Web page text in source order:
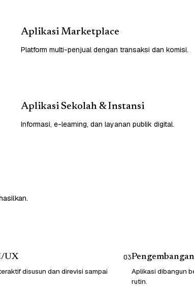
Aplikasi Marketplace
Platform multi-penjual dengan transaksi dan komisi.
Aplikasi Sekolah & Instansi
Informasi, e-learning, dan layanan publik digital.
UX
disusun dan direvisi sampai
03Pengembangan
Aplikasi dibangun
rutin.